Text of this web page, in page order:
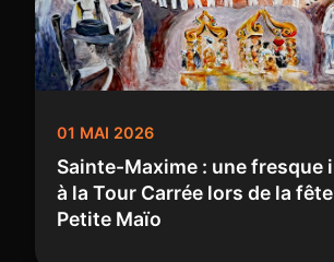
01 MAI 2026
Sainte-Maxime : une fresque
à la Tour Carrée lors de la
Petite Maïo